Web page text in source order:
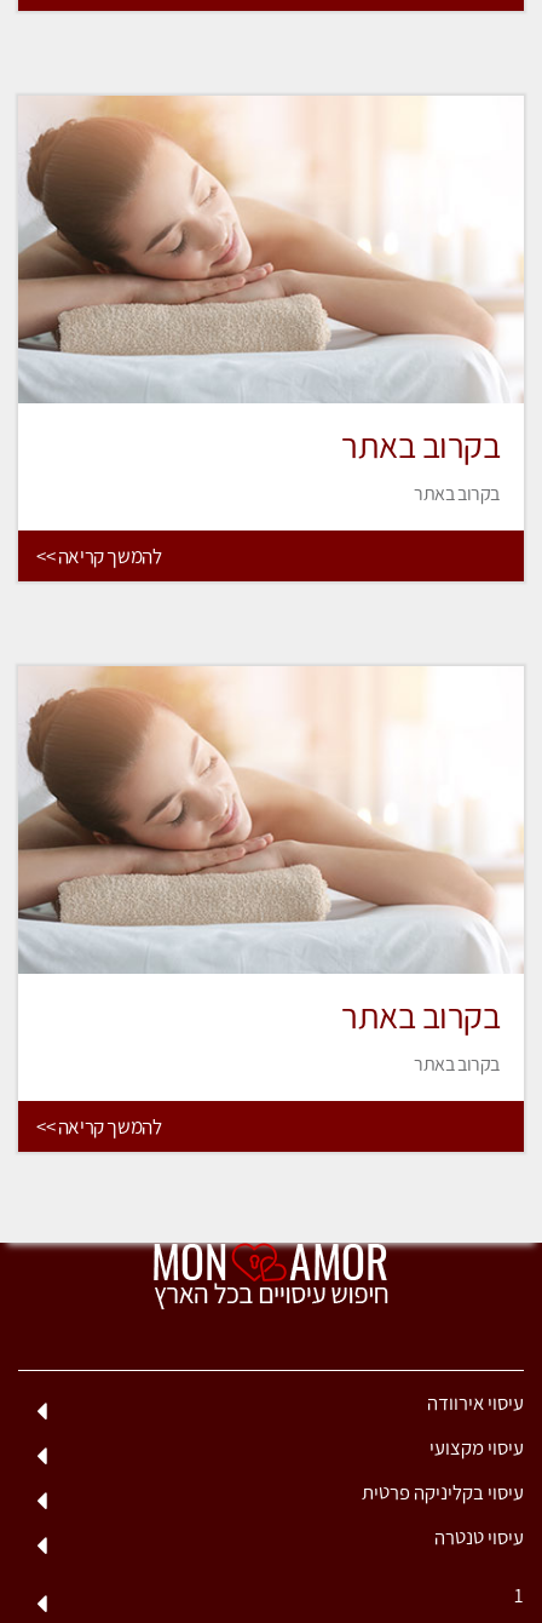
בקרוב באתר
בקרוב באתר
להמשך קריאה >>
בקרוב באתר
בקרוב באתר
להמשך קריאה >>
עיסוי אירוודה
עיסוי מקצועי
עיסוי בקליניקה פרטית
עיסוי טנטרה
1